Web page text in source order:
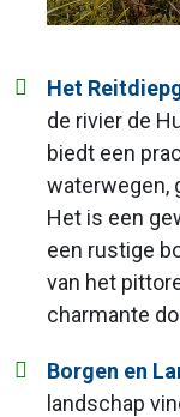
Het
de rivier de
biedt een
waterwegen,
Het is een
een rustige
van het
charmante
Borgen en
landschap